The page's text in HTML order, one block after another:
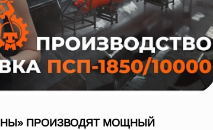
ПРОИЗВОДЯТ МОЩНЫЙ